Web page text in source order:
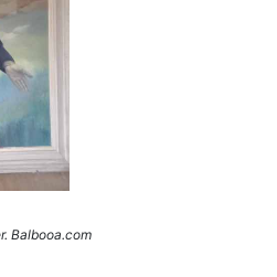
Balbooa.com